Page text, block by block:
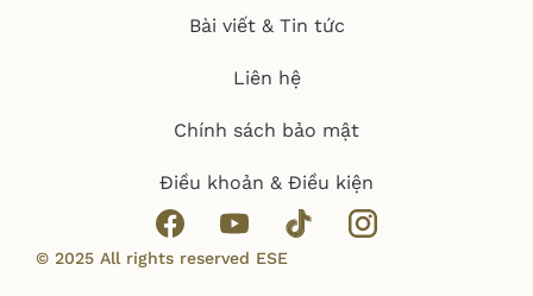
Bài viết & Tin tức
Liên hệ
Chính sách bảo mật
Điều khoản & Điều kiện
© 2025 All rights reserved ESE